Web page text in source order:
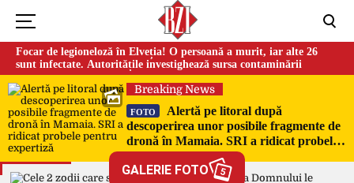
Focar de legioneloză în Elveția! O persoană a murit, iar alte 26
sunt infectate. Autoritățile investighează sursa contaminării
Breaking News
FOTO
Alertă pe litoral după
descoperirea unor posibile fragmente de
dronă în Mamaia. SRI a ridicat probele
pentru expertiză
GALERIE FOTO 5